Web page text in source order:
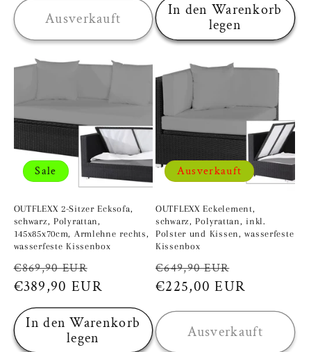
Ausverkauft
In den Warenkorb
legen
Sale
OUTFLEXX 2-Sitzer Ecksofa,
schwarz, Polyrattan,
145x85x70cm, Armlehne rechts,
wasserfeste Kissenbox
Normaler
Preis
€869,90 EUR
Verkaufspreis
€389,90 EUR
In den Warenkorb
legen
Ausverkauft
OUTFLEXX Eckelement,
schwarz, Polyrattan, inkl.
Polster und Kissen, wasserfeste
Kissenbox
Normaler
Preis
€649,90 EUR
€225,00 EUR
Ausverkauft